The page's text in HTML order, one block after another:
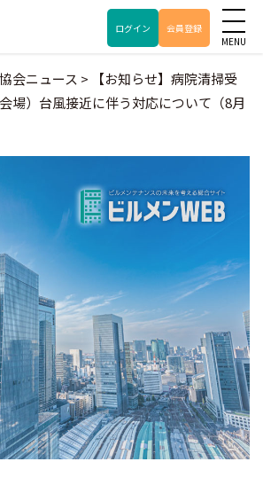
ログイン 会員登録
協会ニュース >
【お知らせ】病院清掃受
場）台風接近に伴う対応について（8月